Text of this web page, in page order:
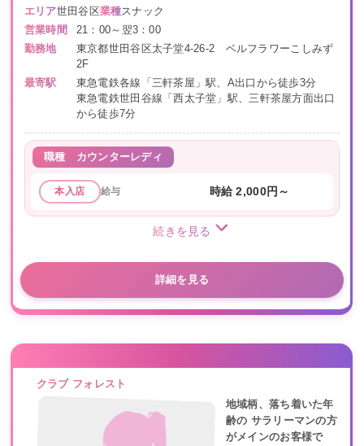
エリア世田谷区業種スナック
営業時間
21：00～翌3：00
勤務地
東京都世田谷区太子堂4-26-2 ベルフラワーこしみず
2F
最寄駅
東急電鉄各線「三軒茶屋」駅、A出口から徒歩3分
東急電鉄世田谷線「西太子堂」駅、三軒茶屋方面出口
から徒歩7分
職種 カウンターレディ
本入店 給与 時給 2,000円～
続きを見る
詳細を見る
クラブ フォレスト
地域柄、落ち着いた年
齢の サラリーマンの方
がメインのお客様で